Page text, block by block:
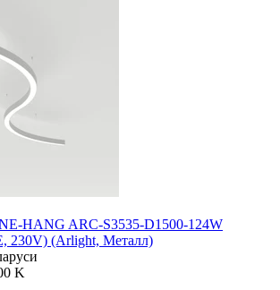
HANG ARC-S3535-D1500-124W
230V) (Arlight, Металл)
K